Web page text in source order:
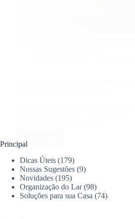
Leia mais
da
discrição
entre
cozinha
e
Principal
Dicas Úteis (179)
Nossas Sugestões (9)
Novidades (195)
Organização do Lar(98)
Soluções para sua Casa (74)